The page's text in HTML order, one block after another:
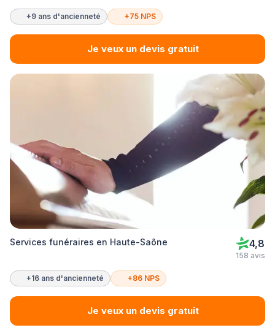
+9 ans d'ancienneté +75 NPS
Je veux un devis gratuit
Services funéraires en Haute-Saône 4,8
158 avis
+16 ans d'ancienneté +86 NPS
Je veux un devis gratuit